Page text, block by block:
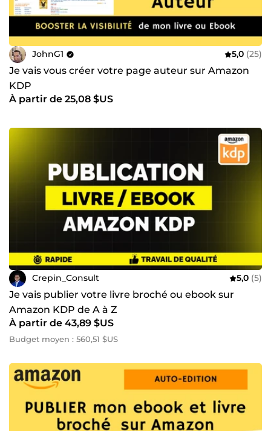
JohnG1 5,0 (25)
Je vais vous créer votre page auteur sur Amazon
KDP
À partir de 25,08 $US
Crepin_Consult 5,0 (5)
Je vais publier votre livre broché ou ebook sur
Amazon KDP de A à Z
À partir de 43,89 $US
Budget moyen : 560,51 $US